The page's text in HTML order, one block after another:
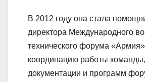
В 2012 году она стала
директора Международного
технического форума
координацию работы команды,
документации и программ